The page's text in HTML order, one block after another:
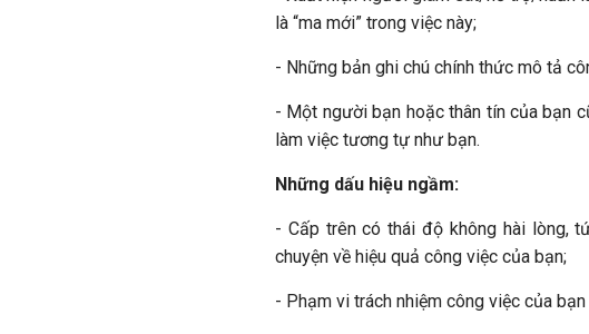
là “ma mới” trong việc này;
- Những bản ghi chú chính thức mô tả
- Một người bạn hoặc thân tín của bạn
làm việc tương tự như bạn.
Những dấu hiệu ngầm:
- Cấp trên có thái độ không hài lòng,
chuyện về hiệu quả công việc của bạn;
- Phạm vi trách nhiệm công việc của